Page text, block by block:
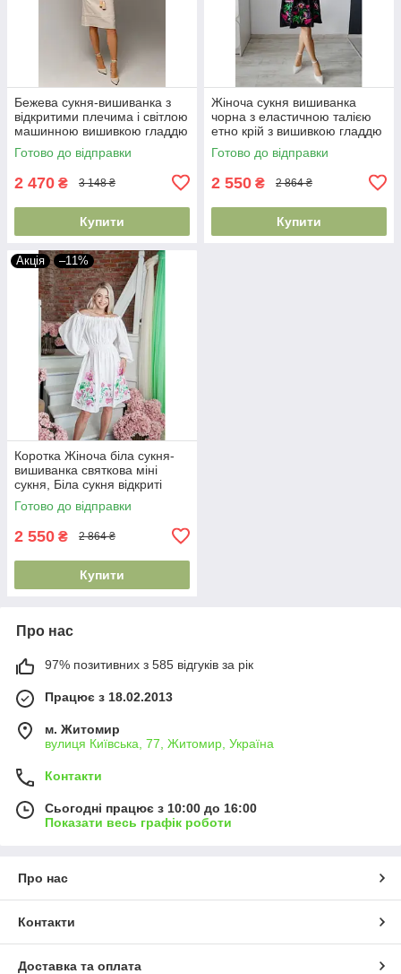
Бежева сукня-вишиванка з
відкритими плечима і світлою
машинною вишивкою гладдю
Готово до відправки
2 470 ₴ 3 148 ₴
Купити
Жіноча сукня вишиванка
чорна з еластичною талією
етно крій з вишивкою гладдю
ONE SIZE
Готово до відправки
2 550 ₴ 2 864 ₴
Купити
Акція –11%
Коротка Жіноча біла сукня-
вишиванка святкова міні
сукня, Біла сукня відкриті
плечі
Готово до відправки
2 550 ₴ 2 864 ₴
Купити
Про нас
97% позитивних з 585 відгуків за рік
Працює з 18.02.2013
м. Житомир
вулиця Київська, 77, Житомир, Україна
Контакти
Сьогодні працює з 10:00 до 16:00
Показати весь графік роботи
Про нас
Контакти
Доставка та оплата